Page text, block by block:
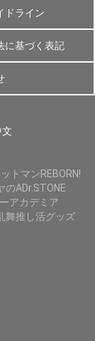
ドライン
に基づく表記
トマンREBORN!
のADr.STONE
アカデミア
舞推し活グッズ